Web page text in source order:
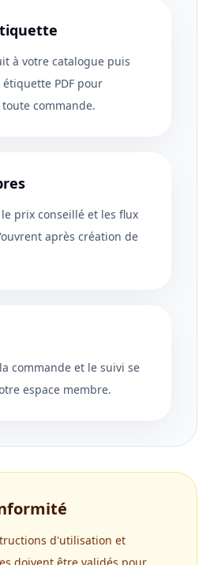
à votre catalogue puis
PDF pour
commande.
prix conseillé et les flux
après création de
commande et le suivi se
espace membre.
d'utilisation et